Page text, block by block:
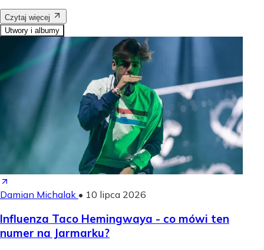
Czytaj więcej
Utwory i albumy
Damian Michalak • 10 lipca 2026
Influenza Taco Hemingwaya - co mówi ten
numer na Jarmarku?